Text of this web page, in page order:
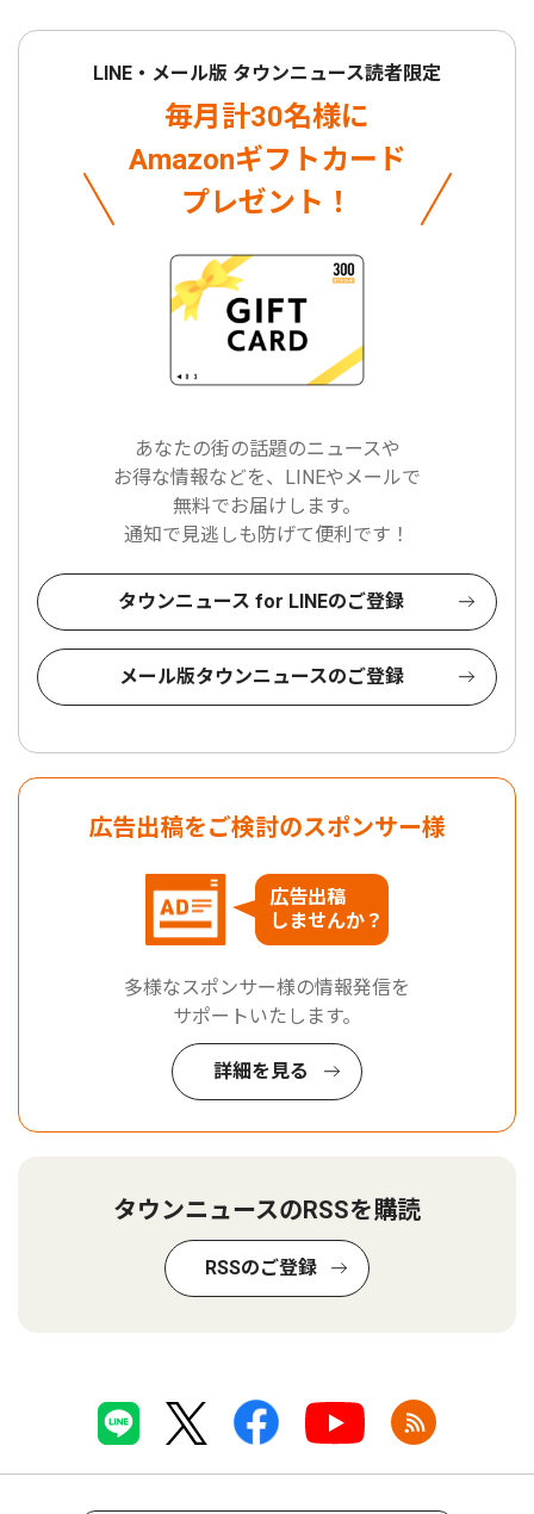
LINE・メール版 タウンニュース読者限定
毎月計30名様に
Amazonギフトカード
プレゼント！
あなたの街の話題のニュースや
お得な情報などを、LINEやメールで
無料でお届けします。
通知で見逃しも防げて便利です！
タウンニュース for LINEのご登録
メール版タウンニュースのご登録
広告出稿をご検討のスポンサー様
広告出稿
しませんか？
多様なスポンサー様の情報発信を
サポートいたします。
詳細を見る
タウンニュースのRSSを購読
RSSのご登録